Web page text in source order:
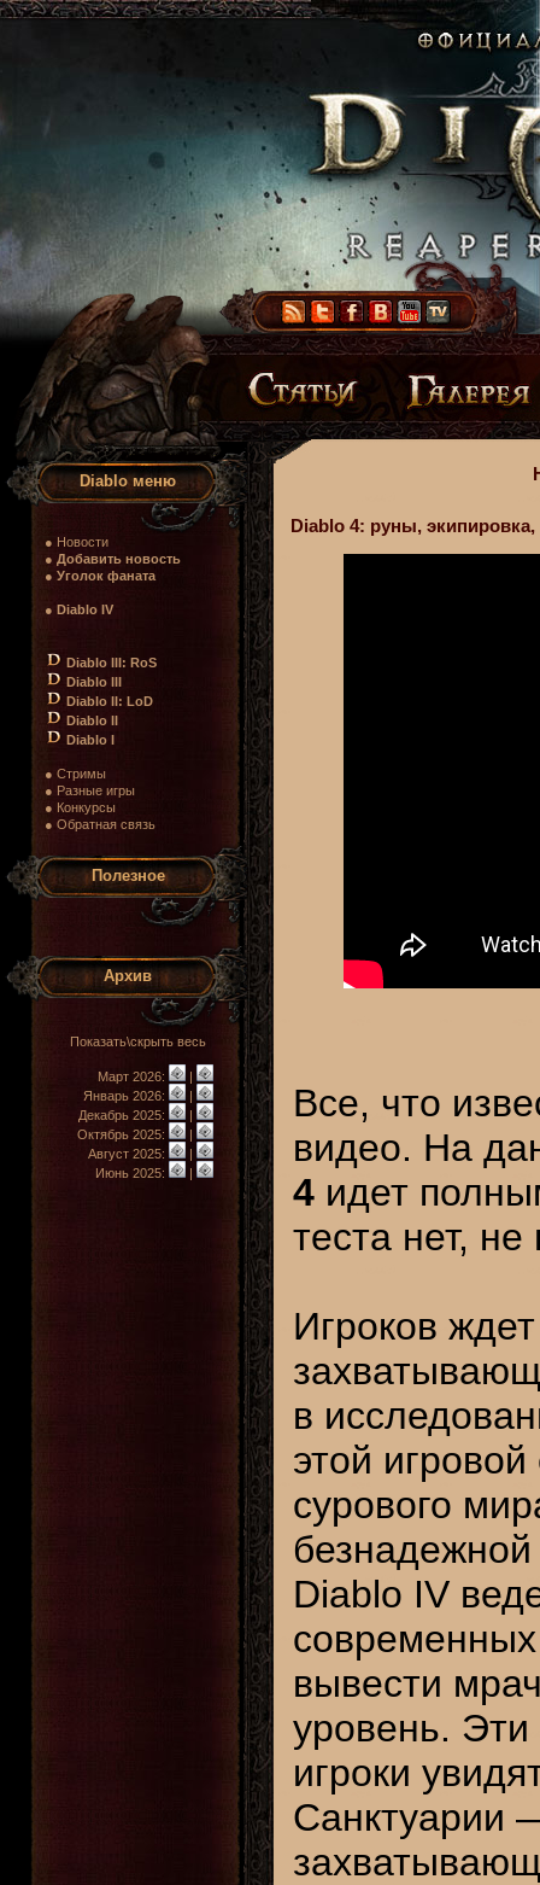
Diablo меню
● Новости
● Добавить новость
● Уголок фаната
● Diablo IV
Diablo III: RoS
Diablo III
Diablo II: LoD
Diablo II
Diablo I
● Стримы
● Разные игры
● Конкурсы
● Обратная связь
Полезное
Архив
Показать\скрыть весь
Март 2026:
|
Январь 2026:
|
Декабрь 2025:
|
Октябрь 2025:
|
Август 2025:
|
Июнь 2025:
|
Diablo 4: руны,
Все, что
видео. На
4 идет
теста нет,
Игроков
в
этой
сурового
Diablo IV
вывести
уровень. Эти
игроки
Санктуарии